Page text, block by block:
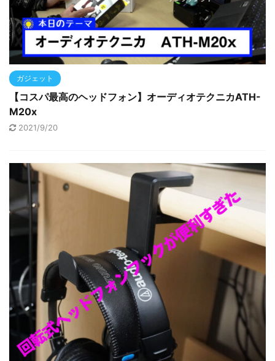
ガジェット
【コスパ最高のヘッドフォン】オーディオテクニカATH-
M20x
2021/9/20